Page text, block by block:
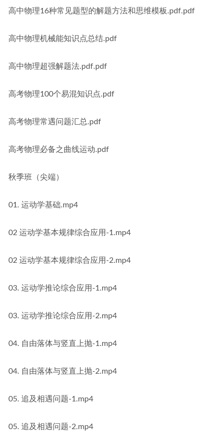
高中物理16种常见题型的解题方法和思维模板.pdf.pdf
高中物理机械能知识点总结.pdf
高中物理超强解题法.pdf.pdf
高考物理100个易混知识点.pdf
高考物理常遇问题汇总.pdf
高考物理必备之曲线运动.pdf
秋季班（尖端）
01. 运动学基础.mp4
02 运动学基本规律综合应用-1.mp4
02 运动学基本规律综合应用-2.mp4
03. 运动学推论综合应用-1.mp4
03. 运动学推论综合应用-2.mp4
04. 自由落体与竖直上抛-1.mp4
04. 自由落体与竖直上抛-2.mp4
05. 追及相遇问题-1.mp4
05. 追及相遇问题-2.mp4